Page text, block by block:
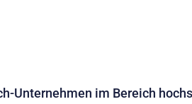
Unternehmen im Bereich